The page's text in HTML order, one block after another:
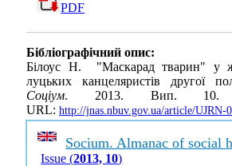
PDF
Бібліографічний опис:
Білоус Н. "Маскарад тварин" у
луцьких канцеляристів другої
Соціум. 2013. Вип. 10.
URL: http://jnas.nbuv.gov.ua/article/UJRN-
Socium. Almanac of social
Issue (2013, 10)